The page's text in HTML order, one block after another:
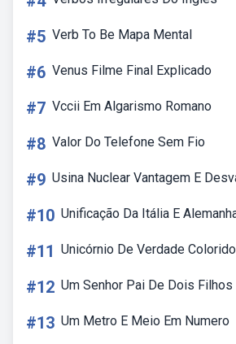
#5 Verb To Be Mapa Mental
#6 Venus Filme Final Explicado
#7 Vccii Em Algarismo Romano
#8 Valor Do Telefone Sem Fio
#9 Usina Nuclear Vantagem E
#10 Unificação Da Itália E
#11 Unicórnio De Verdade Colorido
#12 Um Senhor Pai De Dois Filhos
#13 Um Metro E Meio Em Numero